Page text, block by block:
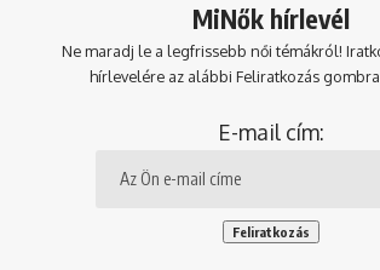
MiNők hírlevél
Ne maradj le a legfrissebb női témákról!
hírlevelére az alábbi Feliratkozás
E-mail cím: